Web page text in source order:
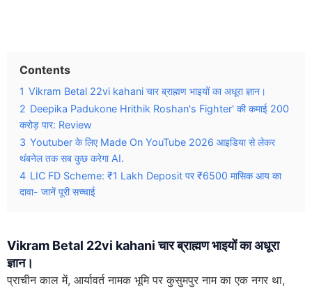
Contents
1 Vikram Betal 22vi kahani चार ब्राह्मण भाइयों का अधूरा ज्ञान।
2 Deepika Padukone Hrithik Roshan's Fighter' की कमाई 200
करोड़ पार: Review
3 Youtuber के लिए Made On YouTube 2026 आइडिया से लेकर
थंबनेल तक सब कुछ करेगा AI.
4 LIC FD Scheme: ₹1 Lakh Deposit पर ₹6500 मासिक आय का
दावा- जानें पूरी सच्चाई
Vikram Betal 22vi kahani चार ब्राह्मण भाइयों का अधूरा
ज्ञान।
प्राचीन काल में, आर्यावर्त नामक भूमि पर कुसुमपुर नाम का एक नगर था,